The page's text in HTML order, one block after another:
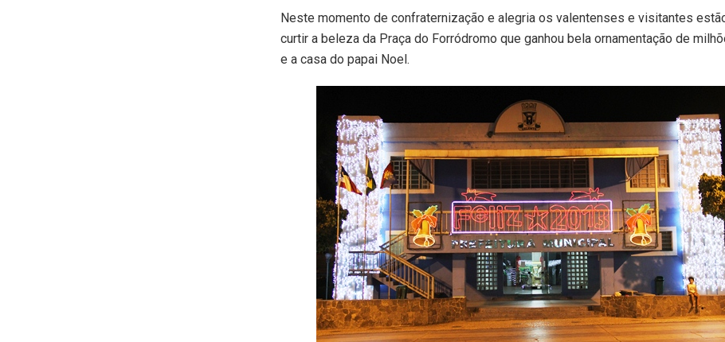
Neste momento de confraternização e alegria os valentenses e visitantes
curtir a beleza da Praça do Forródromo que ganhou bela ornamentação de
e a casa do papai Noel.